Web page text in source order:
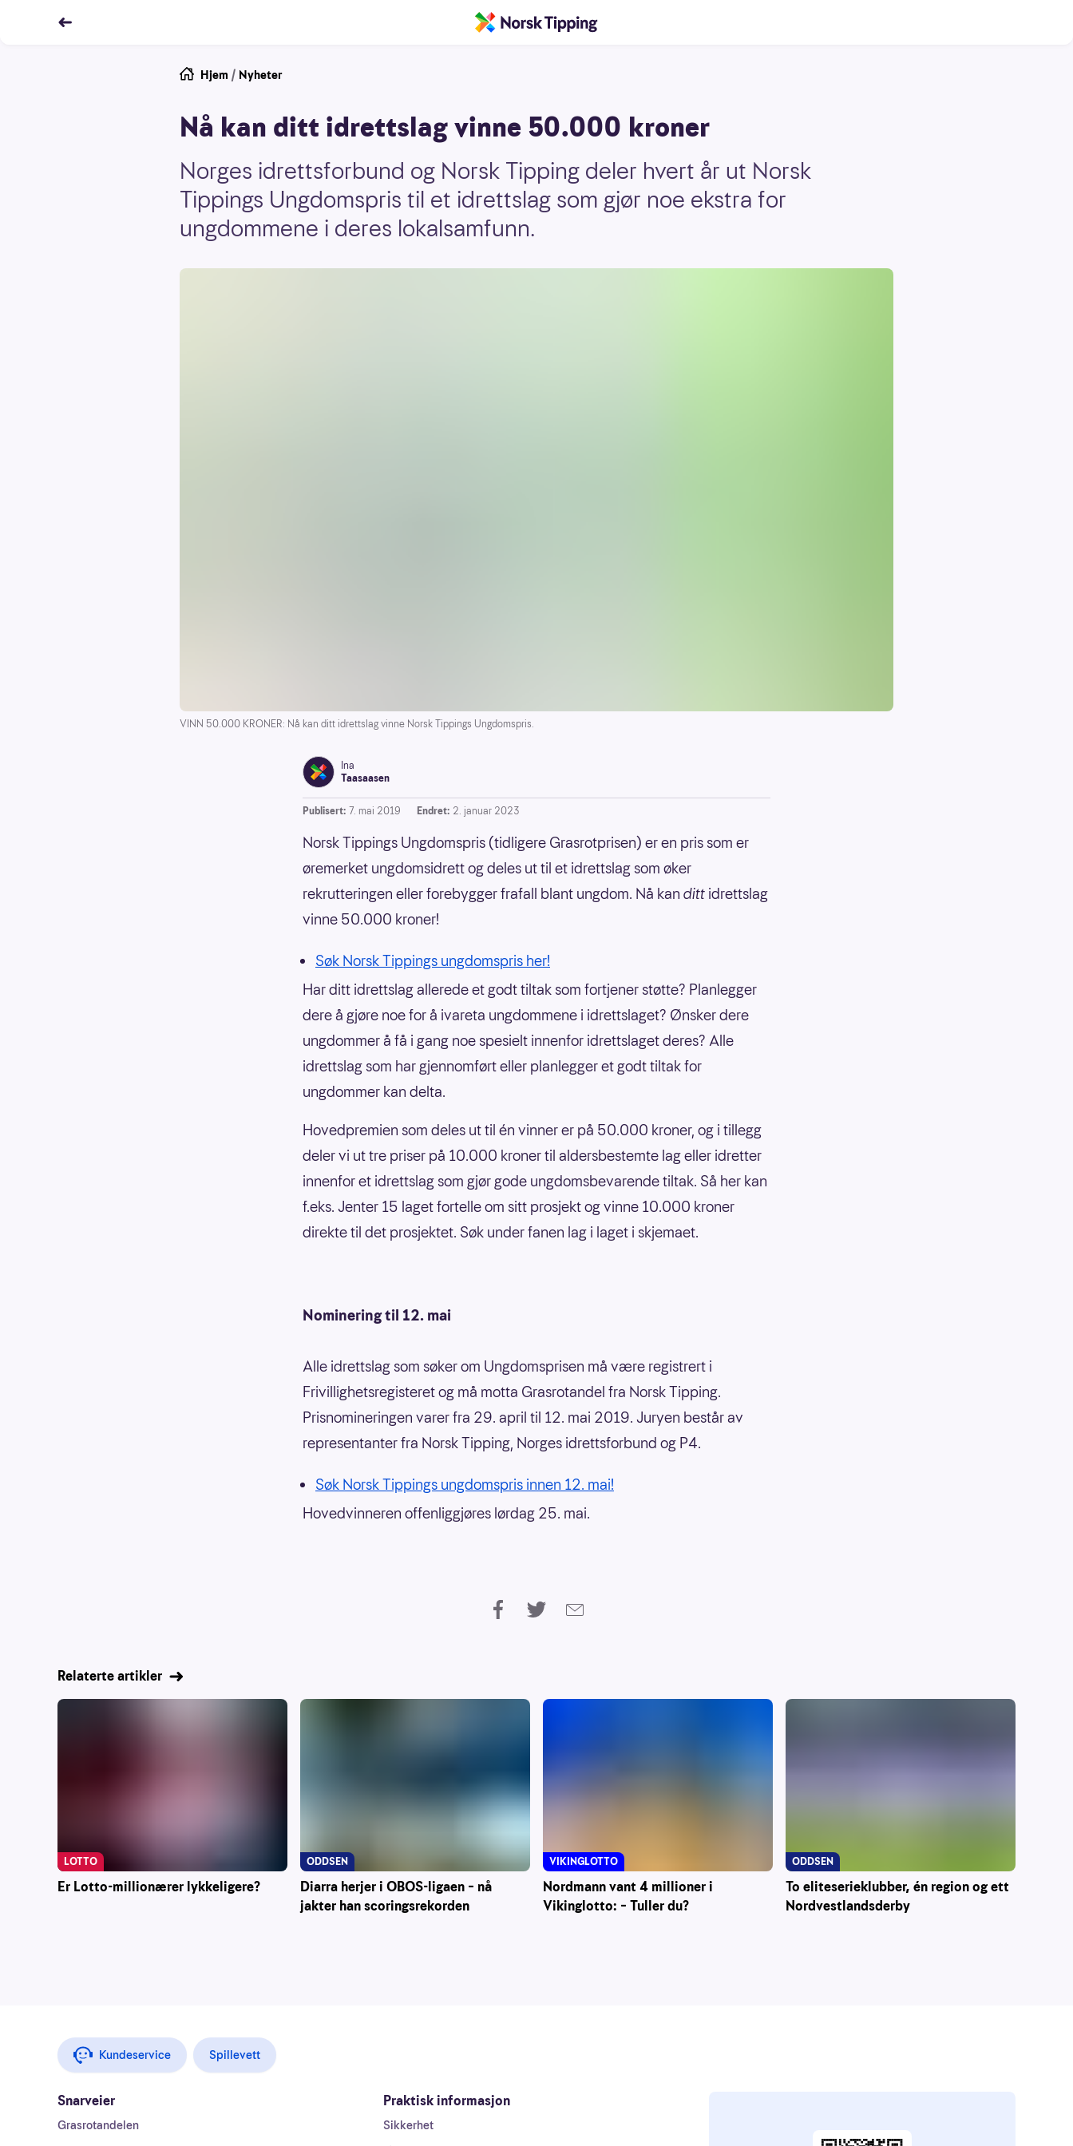
Hjem / Nyheter
Nå kan ditt idrettslag vinne 50.000 kroner
Norges idrettsforbund og Norsk Tipping deler hvert år ut Norsk
Tippings Ungdomspris til et idrettslag som gjør noe ekstra for
ungdommene i deres lokalsamfunn.
VINN 50.000 KRONER: Nå kan ditt idrettslag vinne Norsk Tippings Ungdomspris.
Ina
Taasaasen
Publisert: 7. mai 2019 Endret: 2. januar 2023
Norsk Tippings Ungdomspris (tidligere Grasrotprisen) er en pris som er
øremerket ungdomsidrett og deles ut til et idrettslag som øker
rekrutteringen eller forebygger frafall blant ungdom. Nå kan ditt idrettslag
vinne 50.000 kroner!
Søk Norsk Tippings ungdomspris her!
Har ditt idrettslag allerede et godt tiltak som fortjener støtte? Planlegger
dere å gjøre noe for å ivareta ungdommene i idrettslaget? Ønsker dere
ungdommer å få i gang noe spesielt innenfor idrettslaget deres? Alle
idrettslag som har gjennomført eller planlegger et godt tiltak for
ungdommer kan delta.
Hovedpremien som deles ut til én vinner er på 50.000 kroner, og i tillegg
deler vi ut tre priser på 10.000 kroner til aldersbestemte lag eller idretter
innenfor et idrettslag som gjør gode ungdomsbevarende tiltak. Så her kan
f.eks. Jenter 15 laget fortelle om sitt prosjekt og vinne 10.000 kroner
direkte til det prosjektet. Søk under fanen lag i laget i skjemaet.
Nominering til 12. mai
Alle idrettslag som søker om Ungdomsprisen må være registrert i
Frivillighetsregisteret og må motta Grasrotandel fra Norsk Tipping.
Prisnomineringen varer fra 29. april til 12. mai 2019. Juryen består av
representanter fra Norsk Tipping, Norges idrettsforbund og P4.
Søk Norsk Tippings ungdomspris innen 12. mai!
Hovedvinneren offenliggjøres lørdag 25. mai.
Relaterte artikler
Er Lotto-millionærer lykkeligere?
LOTTO
Diarra herjer i OBOS-ligaen – nå
jakter han scoringsrekorden
ODDSEN
Nordmann vant 4 millioner i
Vikinglotto: – Tuller du?
VIKINGLOTTO
To eliteserieklubber, én region og ett
Nordvestlandsderby
ODDSEN
Kundeservice Spillevett
Snarveier
Grasrotandelen
Praktisk informasjon
Sikkerhet